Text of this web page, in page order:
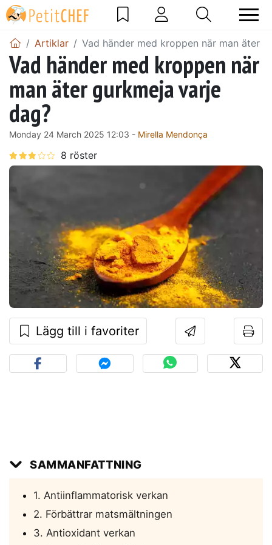
Artiklar Vad händer med kroppen när man äter
Vad händer med kroppen när
man äter gurkmeja varje
dag?
Monday 24 March 2025 12:03 - Mirella Mendonça
Lägg till i favoriter
SAMMANFATTNING
1. Antiinflammatorisk verkan
2. Förbättrar matsmältningen
3. Antioxidant verkan